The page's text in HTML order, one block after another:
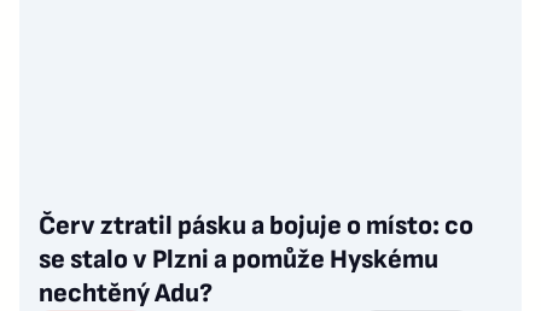
Červ ztratil pásku a bojuje o místo: co
se stalo v Plzni a pomůže Hyskému
nechtěný Adu?